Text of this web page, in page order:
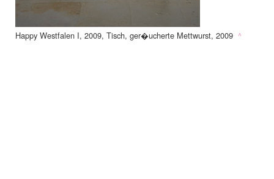
Happy Westfalen I, 2009, Tisch, ger�ucherte Mettwurst, 2009 ^